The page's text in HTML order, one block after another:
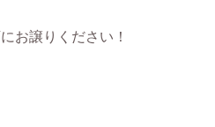
お譲りください！